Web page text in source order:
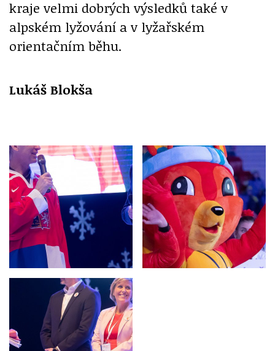
kraje velmi dobrých výsledků také v
alpském lyžování a v lyžařském
orientačním běhu.
Lukáš Blokša